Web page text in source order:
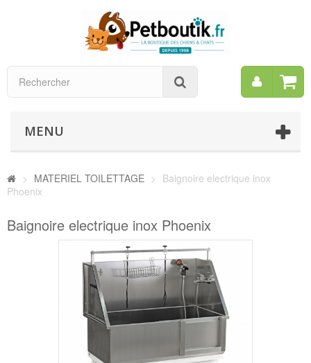
Mon
MENU
> MATERIEL TOILETTAGE > Baignoire electrique inox
Phoenix
Baignoire electrique inox Phoenix